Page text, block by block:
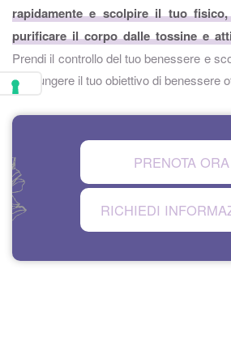
rapidamente e scolpire il tuo
purificare il corpo dalle tossine e
Prendi il controllo del tuo benessere e
raggiungere il tuo obiettivo di benessere
PRENOTA ORA
RICHIEDI